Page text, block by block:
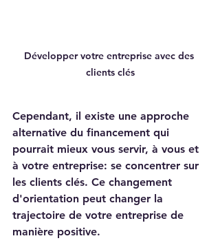
Développer votre entreprise avec des
clients clés
Cependant, il existe une approche
alternative du financement qui
pourrait mieux vous servir, à vous et
à votre entreprise: se concentrer sur
les clients clés. Ce changement
d'orientation peut changer la
trajectoire de votre entreprise de
manière positive.